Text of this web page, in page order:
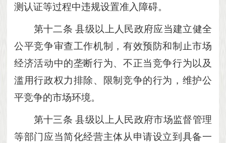
测认证等过程中违规设置准入障碍。
第十二条 县级以上人民政府应当建立健全
公平竞争审查工作机制，有效预防和制止市场
经济活动中的垄断行为、不正当竞争行为以及
滥用行政权力排除、限制竞争的行为，维护公
平竞争的市场环境。
第十三条 县级以上人民政府市场监督管理
等部门应当简化经营主体从申请设立到具备一